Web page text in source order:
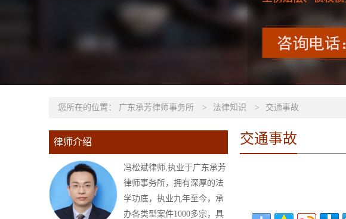
您所在的位置： 广东承芳律师事务所 > 法律知识 > 交通事故
律师介绍
冯松斌律师,执业于广东承芳
律师事务所，拥有深厚的法
学功底，执业九年至今，承
办各类型案件1000多宗，具
交通事故